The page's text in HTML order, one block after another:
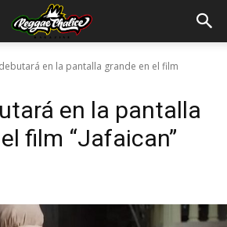
en la pantalla grande en el film
en la pantalla
film “Jafaican”